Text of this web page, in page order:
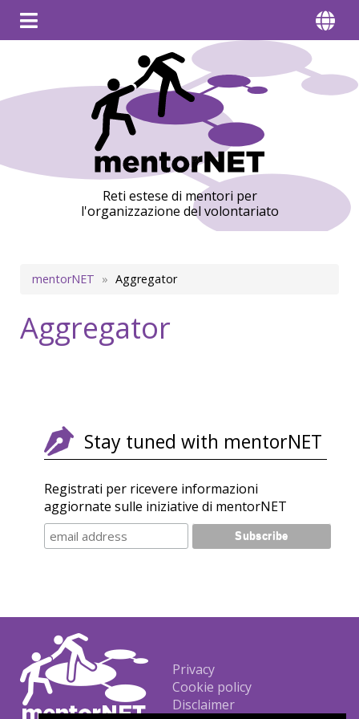
Reti estese di mentori per
l'organizzazione del volontariato
Briciole
pane
mentorNET Aggregator
Aggregator
Stay tuned with mentorNET
Registrati per ricevere informazioni
aggiornate sulle iniziative di mentorNET
Footer
Privacy
Cookie policy
Disclaimer